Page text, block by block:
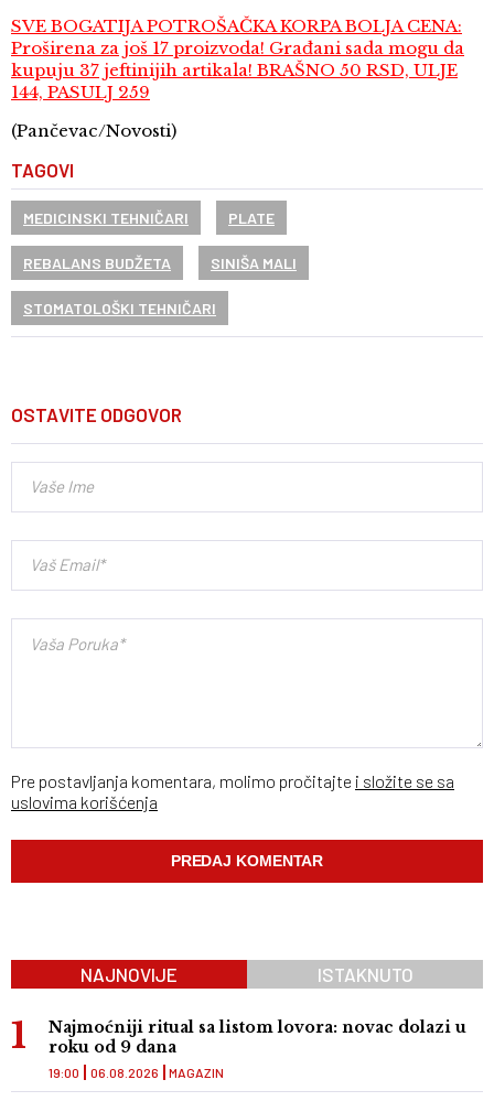
SVE BOGATIJA POTROŠAČKA KORPA BOLJA CENA:
Proširena za još 17 proizvoda! Građani sada mogu da
kupuju 37 jeftinijih artikala! BRAŠNO 50 RSD, ULJE
144, PASULJ 259
(Pančevac/Novosti)
TAGOVI
MEDICINSKI TEHNIČARI PLATE
REBALANS BUDŽETA SINIŠA MALI
STOMATOLOŠKI TEHNIČARI
OSTAVITE ODGOVOR
Pre postavljanja komentara, molimo pročitajte i složite se sa
uslovima korišćenja
NAJNOVIJE ISTAKNUTO
Najmoćniji ritual sa listom lovora: novac dolazi u
roku od 9 dana
MAGAZIN
19:00 06.08.2026